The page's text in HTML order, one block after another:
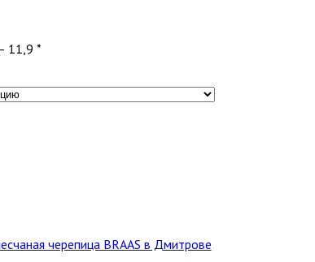
11,9 *
черепица BRAAS в Дмитрове